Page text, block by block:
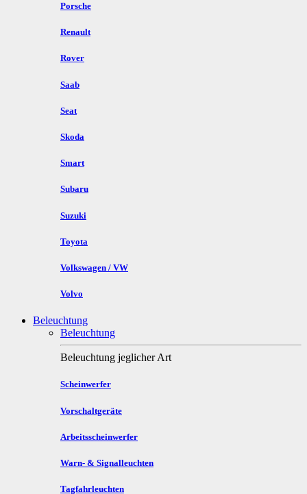
Porsche
Renault
Rover
Saab
Seat
Skoda
Smart
Subaru
Suzuki
Toyota
Volkswagen / VW
Volvo
Beleuchtung
Beleuchtung
Beleuchtung jeglicher Art
Scheinwerfer
Vorschaltgeräte
Arbeitsscheinwerfer
Warn- & Signalleuchten
Tagfahrleuchten